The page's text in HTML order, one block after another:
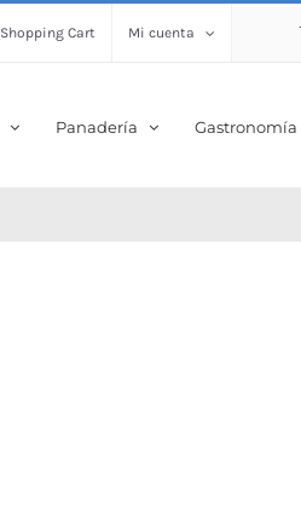
Shopping Cart Mi cuenta
Panadería Gastronomía